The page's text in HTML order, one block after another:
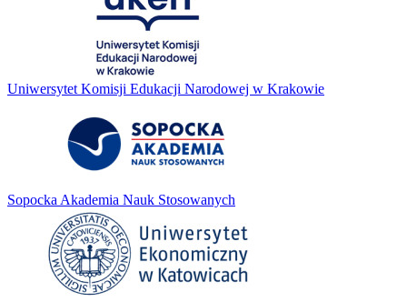
Uniwersytet Komisji Edukacji Narodowej w Krakowie
Sopocka Akademia Nauk Stosowanych